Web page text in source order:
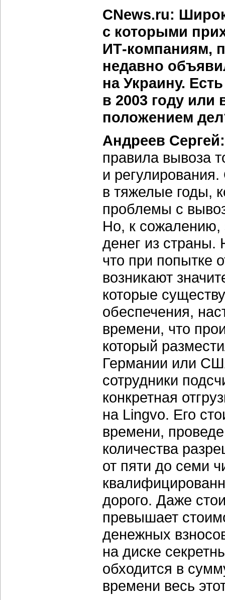
CNews.ru:
с которыми
ИТ-компаниям,
недавно
на Украину.
в 2003 году
положением
Андреев Сергей:
правила вывоза
и
в тяжелые годы,
проблемы с
Но, к сожалению,
денег из страны.
что при попытке
возникают
которые
обеспечения,
времени, что
который
Германии или
сотрудники
конкретная
на Lingvo. Его
времени,
количества
от пяти до семи
дорого. Даже
превышает
денежных
на диске
обходится в
времени весь